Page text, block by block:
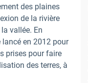
des plaines
de la rivière
vallée. En
lancé en 2012 pour
prises pour faire
des terres, à